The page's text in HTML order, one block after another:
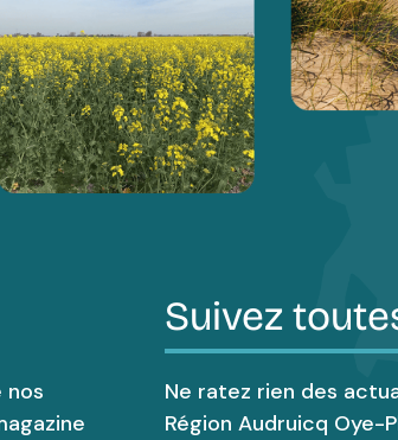
nos
Suivez
Ne ratez rien des
Région Audruicq